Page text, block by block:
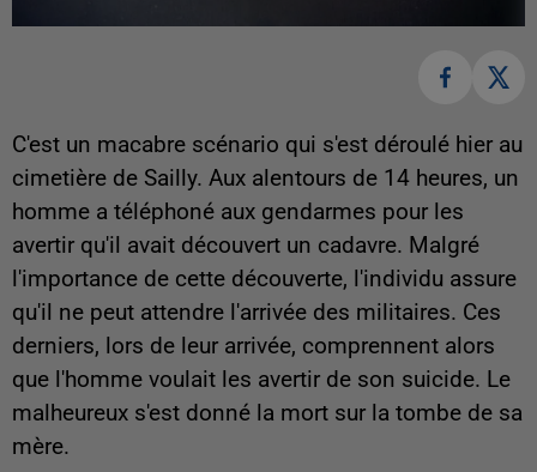
C'est un macabre scénario qui s'est déroulé hier au
cimetière de Sailly. Aux alentours de 14 heures, un
homme a téléphoné aux gendarmes pour les
avertir qu'il avait découvert un cadavre. Malgré
l'importance de cette découverte, l'individu assure
qu'il ne peut attendre l'arrivée des militaires. Ces
derniers, lors de leur arrivée, comprennent alors
que l'homme voulait les avertir de son suicide. Le
malheureux s'est donné la mort sur la tombe de sa
mère.